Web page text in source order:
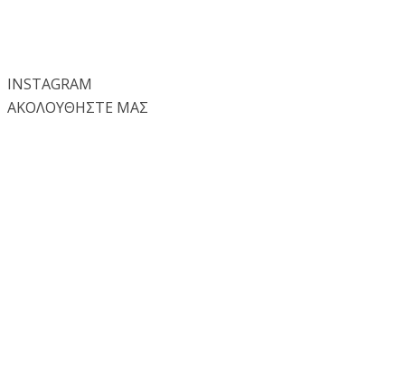
INSTAGRAM
ΑΚΟΛΟΥΘΗΣΤΕ ΜΑΣ